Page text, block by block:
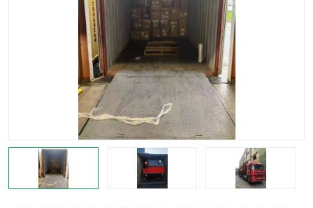
蒙古乌兰巴托汽运专线
中亚铁路运输